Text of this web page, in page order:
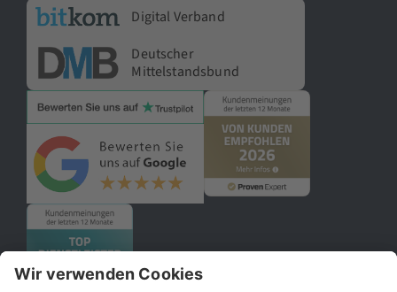
Digital Verband
Deutscher
Mittelstandsbund